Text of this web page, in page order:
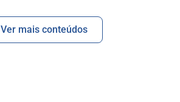
Ver mais conteúdos